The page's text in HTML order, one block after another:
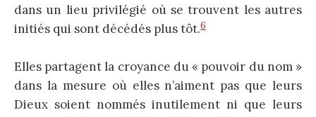
dans un lieu privilégié où se trouvent les autres
initiés qui sont décédés plus tôt.6
Elles partagent la croyance du « pouvoir du nom »
dans la mesure où elles n’aiment pas que leurs
Dieux soient nommés inutilement ni que leurs